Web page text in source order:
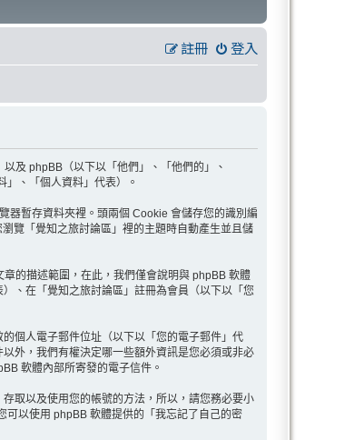
登入
註冊
及 phpBB（以下以「他們」、「他們的」、
、「個人資料」代表）。
器暫存資料夾裡。頭兩個 Cookie 會儲存您的識別編
覽「覺知之旅討論區」裡的主題時自動產生並且儲
的描述範圍，在此，我們僅會說明與 phpBB 軟體
、在「覺知之旅討論區」註冊為會員（以下以「您
個人電子郵件位址（以下以「您的電子郵件」代
外，我們有權決定哪一些額外資訊是您必須或非必
軟體內部所寄發的電子信件。
取以及使用您的帳號的方法，所以，請您務必要小
以使用 phpBB 軟體提供的「我忘記了自己的密